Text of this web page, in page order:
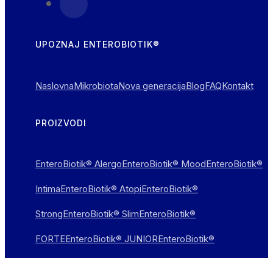
UPOZNAJ ENTEROBIOTIK®
NaslovnaMikrobiotaNova generacijaBlogFAQKontakt
PROIZVODI
EnteroBiotik® AlergoEnteroBiotik® MoodEnteroBiotik®
IntimaEnteroBiotik® AtopiEnteroBiotik®
StrongEnteroBiotik® SlimEnteroBiotik®
FORTEEnteroBiotik® JUNIOREnteroBiotik®